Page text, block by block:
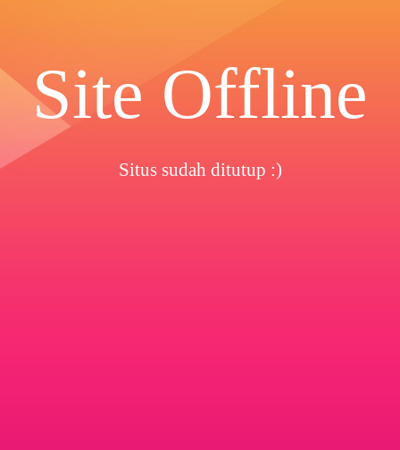
Site Offline
Situs sudah ditutup :)